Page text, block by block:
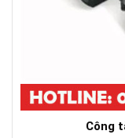
Công